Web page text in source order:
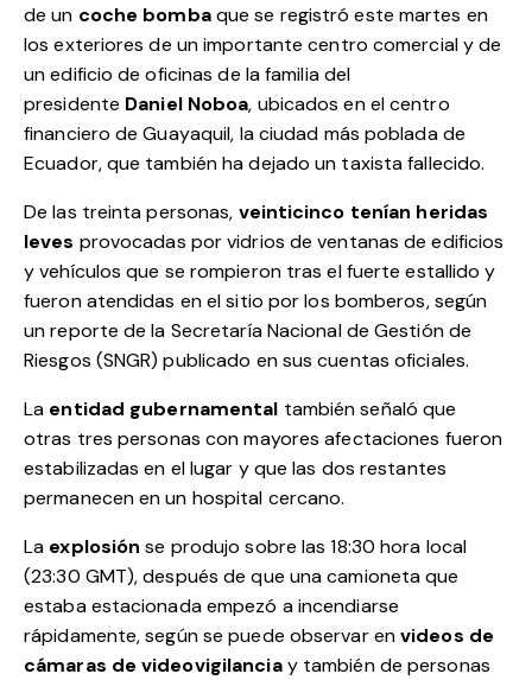
de un coche bombaque se registró este martes en
los exteriores de un importante centro comercial y de
un edificio de oficinas de la familia del
presidente Daniel Noboa, ubicados en el centro
financiero de Guayaquil, la ciudad más poblada de
Ecuador, que también ha dejado un taxista fallecido.
De las treinta personas, veinticinco tenían heridas
leves provocadas por vidrios de ventanas de edificios
y vehículos que se rompieron tras el fuerte estallido y
fueron atendidas en el sitio por los bomberos, según
un reporte de la Secretaría Nacional de Gestión de
Riesgos (SNGR) publicado en sus cuentas oficiales.
La entidad gubernamental también señaló que
otras tres personas con mayores afectaciones fueron
estabilizadas en el lugar y que las dos restantes
permanecen en un hospital cercano.
La explosión se produjo sobre las 18:30 hora local
(23:30 GMT), después de que una camioneta que
estaba estacionada empezó a incendiarse
rápidamente, según se puede observar envideos de
cámaras de videovigilanciay también de personas